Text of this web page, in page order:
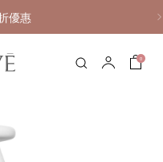
優惠
0